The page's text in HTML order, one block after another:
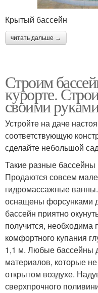
Крытый бассейн
читать дальше →
Строим
курорте.
своими
Устройте на даче
соответствующую
сделайте небольшой
Такие разные бассейны
Продаются совсем
гидро­массажные
оснащены форсунками
бассейн приятно
получится,
комфортного купания
1,1 м. Любые бассейны
материалов, которые
открытом воздухе.
сверхпрочного